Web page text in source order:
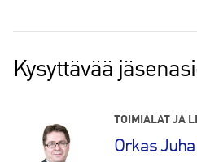
Kysyttävää
TOIMIALAT JA
Orkas